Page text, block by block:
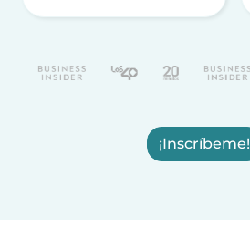
¡Inscríbeme!